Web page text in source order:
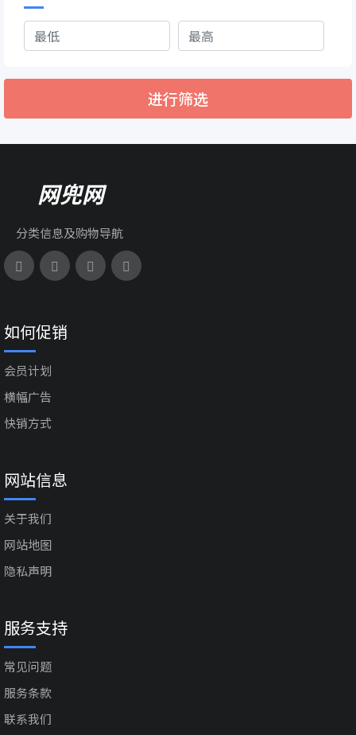
进行筛选
网兜网
分类信息及购物导航
如何促销
会员计划
横幅广告
快销方式
网站信息
关于我们
网站地图
隐私声明
服务支持
常见问题
服务条款
联系我们